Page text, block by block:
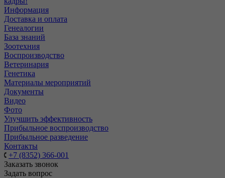
Информация
Доставка и оплата
Генеалогии
База знаний
Зоотехния
Воспроизводство
Ветеринария
Генетика
Материалы мероприятий
Документы
Видео
Фото
Улучшить эффективность
Прибыльное воспроизводство
Прибыльное разведение
Контакты
+7 (8352) 366-001
Заказать звонок
Задать вопрос